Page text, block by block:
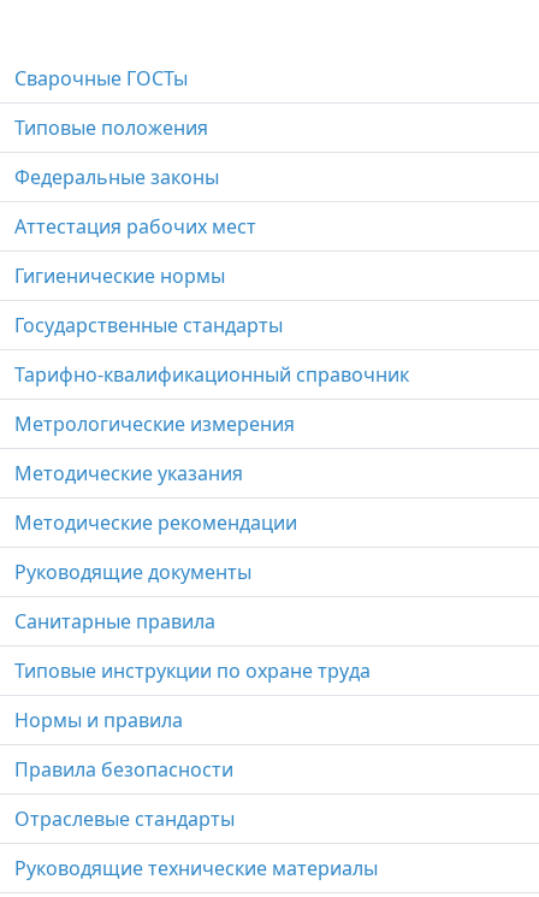
Сварочные ГОСТы
Типовые положения
Федеральные законы
Аттестация рабочих мест
Гигиенические нормы
Государственные стандарты
Тарифно-квалификационный справочник
Метрологические измерения
Методические указания
Методические рекомендации
Руководящие документы
Санитарные правила
Типовые инструкции по охране труда
Нормы и правила
Правила безопасности
Отраслевые стандарты
Руководящие технические материалы